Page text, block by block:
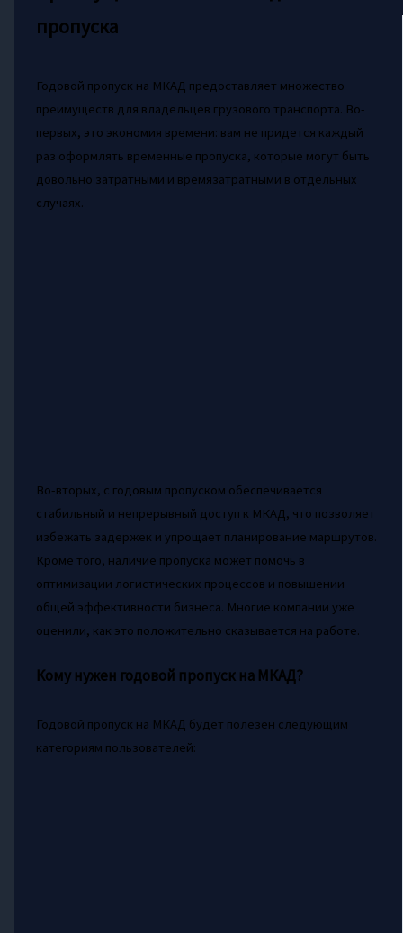
пропуска
Годовой пропуск на МКАД предоставляет множество
преимуществ для владельцев грузового транспорта. Во-
первых, это экономия времени: вам не придется каждый
раз оформлять временные пропуска, которые могут быть
довольно затратными и времязатратными в отдельных
случаях.
Во-вторых, с годовым пропуском обеспечивается
стабильный и непрерывный доступ к МКАД, что позволяет
избежать задержек и упрощает планирование маршрутов.
Кроме того, наличие пропуска может помочь в
оптимизации логистических процессов и повышении
общей эффективности бизнеса. Многие компании уже
оценили, как это положительно сказывается на работе.
Кому нужен годовой пропуск на МКАД?
Годовой пропуск на МКАД будет полезен следующим
категориям пользователей: